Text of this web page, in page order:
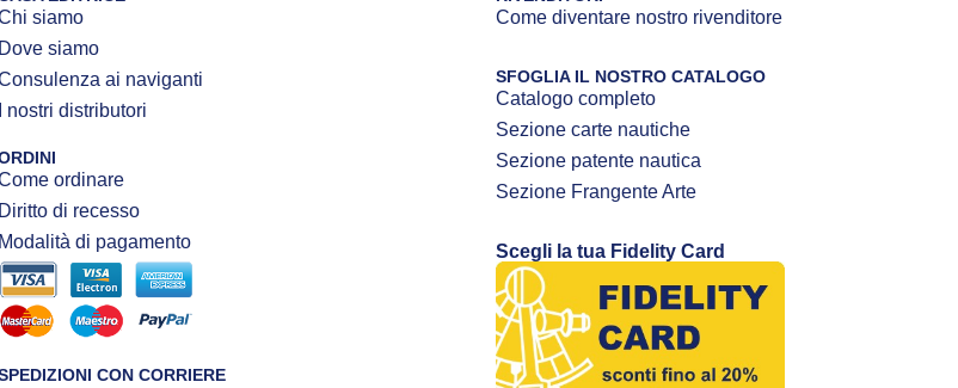
siamo
Dove siamo
ai naviganti
I nostri distributori
ordinare
Diritto di recesso
Modalità di pagamento
CON CORRIERE
Come diventare nostro rivenditore
SFOGLIA IL NOSTRO CATALOGO
Catalogo completo
Sezione carte nautiche
Sezione patente nautica
Sezione Frangente Arte
Scegli la tua Fidelity Card